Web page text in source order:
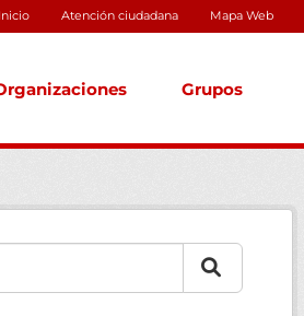
Inicio Atención ciudadana Mapa Web
Grupos